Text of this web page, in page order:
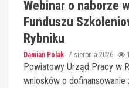
Webinar o naborze
Funduszu
Rybniku
Damian Polak 7 sierpnia 2026
Powiatowy Urząd Pracy w
wniosków o